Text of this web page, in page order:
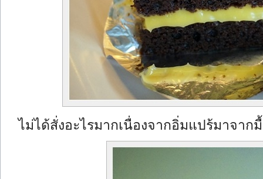
ไม่ได้สั่งอะไรมากเนื่องจากอิ่มแปร้มาจา